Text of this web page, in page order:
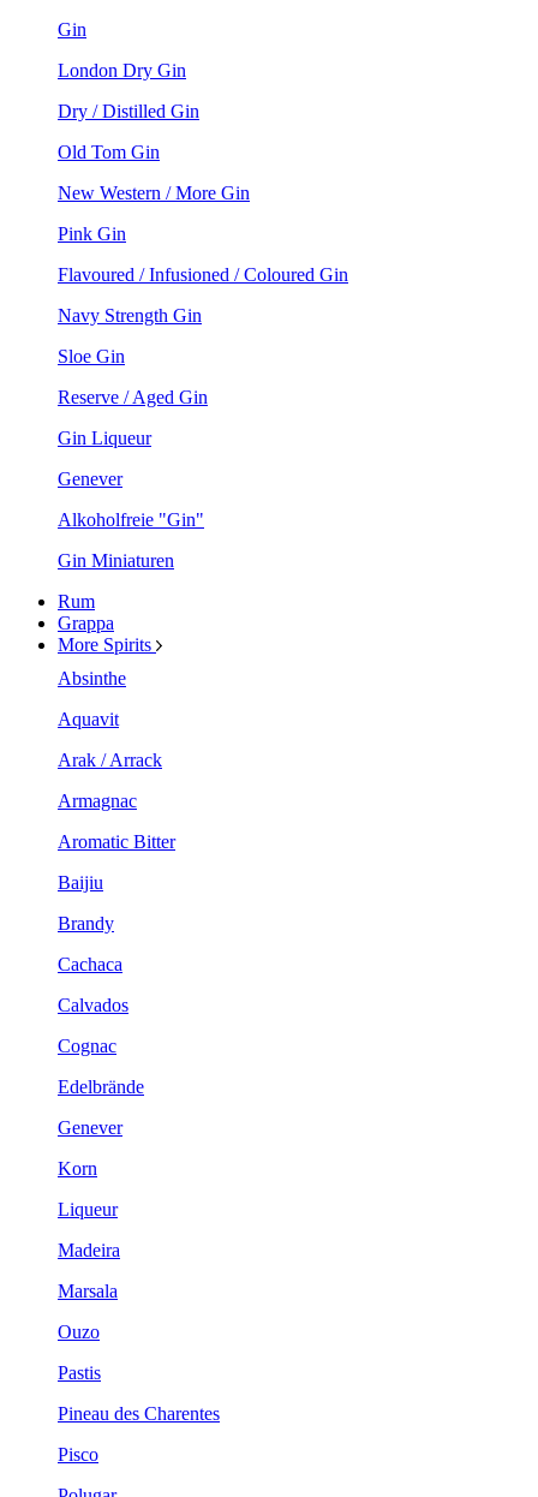
Gin
London Dry Gin
Dry / Distilled Gin
Old Tom Gin
New Western / More Gin
Pink Gin
Flavoured / Infusioned / Coloured Gin
Navy Strength Gin
Sloe Gin
Reserve / Aged Gin
Gin Liqueur
Genever
Alkoholfreie "Gin"
Gin Miniaturen
Rum
Grappa
More Spirits
Absinthe
Aquavit
Arak / Arrack
Armagnac
Aromatic Bitter
Baijiu
Brandy
Cachaca
Calvados
Cognac
Edelbrände
Genever
Korn
Liqueur
Madeira
Marsala
Ouzo
Pastis
Pineau des Charentes
Pisco